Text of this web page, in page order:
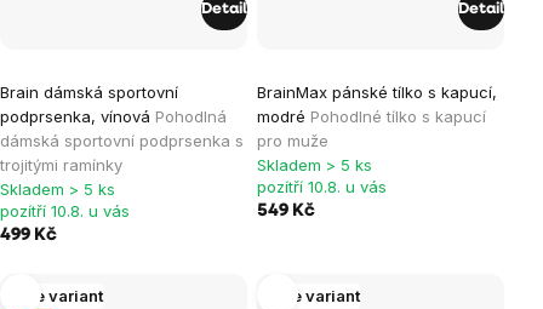
Brain dámská sportovní
podprsenka, vínová Pohodlná
dámská sportovní podprsenka s
trojitými ramínky
Skladem > 5 ks
pozítří 10.8. u vás
499 Kč
Detail
BrainMax pánské tílko s kapucí,
modré Pohodlné tílko s kapucí
pro muže
hodnocení
produktu
je
5,0
z
Skladem > 5 ks
pozítří 10.8. u vás
549 Kč
Detail
Více variant Více variant